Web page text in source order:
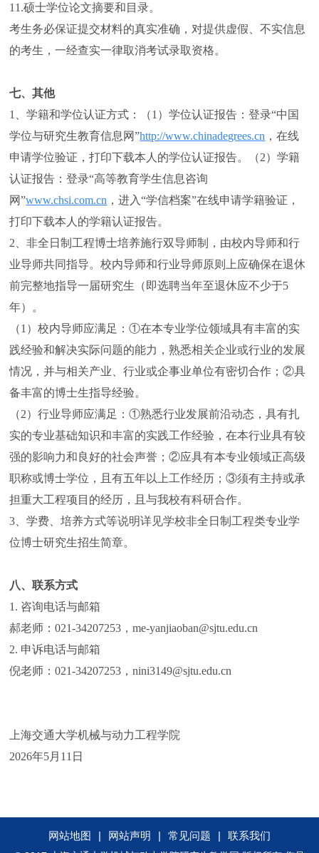
11.硕士学位论文摘要和目录。
考生务必保证提交材料的真实准确，对提供虚假、不实信息
的考生，一经查实一律取消考试录取资格。
七、其他
1、学籍和学位认证方式：（1）学位认证报告：登录“中国
学位与研究生教育信息网”http://www.chinadegrees.cn ，在线
申请学位验证，打印下载本人的学位认证报告。（2）学籍
认证报告：登录“高等教育学生信息咨询
网”www.chsi.com.cn ，进入“学信档案”在线申请学籍验证，
打印下载本人的学籍认证报告。
2、非全日制工程博士培养施行双导师制，由校内导师和行
业导师共同指导。校内导师和行业导师原则上应确保在退休
前完整地指导一届研究生（即选聘当年至退休应不少于5
年）。
（1）校内导师应满足：①在本专业学位领域具有丰富的实
践经验和解决实际问题的能力，熟悉相关企业或行业的发展
情况，并与相关产业、行业或企事业单位有密切合作；②具
备丰富的博士生指导经验。
（2）行业导师应满足：①熟悉行业发展前沿动态，具有扎
实的专业基础知识和丰富的实践工作经验，在本行业具有较
强的影响力和良好的社会声誉；②应具有本专业领域正高级
职称或博士学位，且有五年以上工作经历；③须有主持或承
担重大工程项目的经历，且与我校有科研合作。
3、学费、培养方式等说明详见学校非全日制工程类专业学
位博士研究生招生简章。
八、联系方式
1. 咨询电话与邮箱
郝老师：021-34207253，me-yanjiaoban@sjtu.edu.cn
2. 申诉电话与邮箱
倪老师：021-34207253，nini3149@sjtu.edu.cn
上海交通大学机械与动力工程学院
2026年5月11日
网站地图 | 网站声明 | 常见问题 | 联系我们